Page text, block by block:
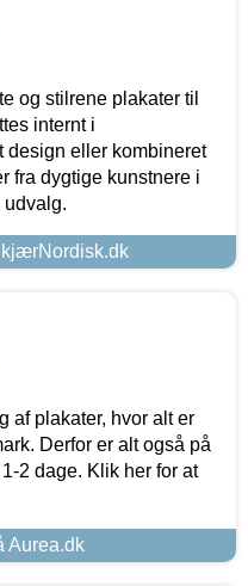
og stilrene plakater til
internt i
design eller kombineret
fra dygtige kunstnere i
udvalg.
af plakater, hvor alt er
Derfor er alt også på
2 dage. Klik her for at
Aurea.dk